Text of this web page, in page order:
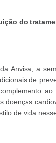
do
Anvisa, a
de
ao
de vida